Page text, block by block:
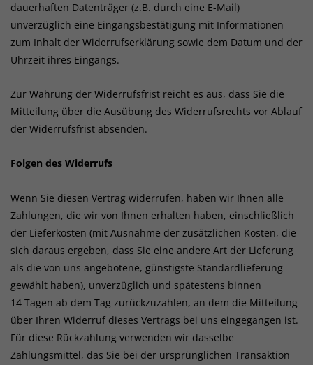
dauerhaften Datenträger (z.B. durch eine E-Mail)
unverzüglich eine Eingangsbestätigung mit Informationen
zum Inhalt der Widerrufserklärung sowie dem Datum und der
Uhrzeit ihres Eingangs.
Zur Wahrung der Widerrufsfrist reicht es aus, dass Sie die
Mitteilung über die Ausübung des Widerrufsrechts vor Ablauf
der Widerrufsfrist absenden.
Folgen des Widerrufs
Wenn Sie diesen Vertrag widerrufen, haben wir Ihnen alle
Zahlungen, die wir von Ihnen erhalten haben, einschließlich
der Lieferkosten (mit Ausnahme der zusätzlichen Kosten, die
sich daraus ergeben, dass Sie eine andere Art der Lieferung
als die von uns angebotene, günstigste Standardlieferung
gewählt haben), unverzüglich und spätestens binnen
14 Tagen ab dem Tag zurückzuzahlen, an dem die Mitteilung
über Ihren Widerruf dieses Vertrags bei uns eingegangen ist.
Für diese Rückzahlung verwenden wir dasselbe
Zahlungsmittel, das Sie bei der ursprünglichen Transaktion